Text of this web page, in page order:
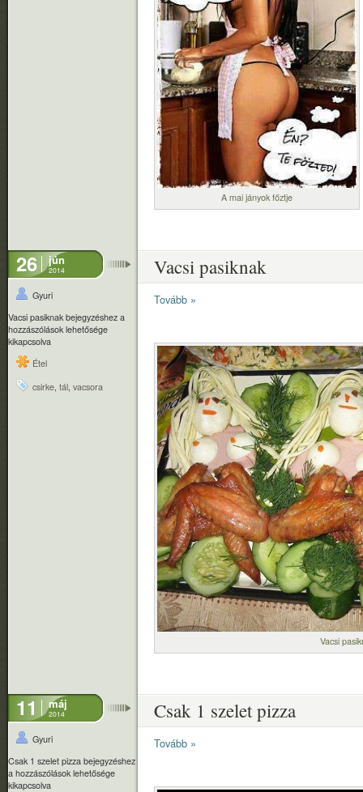
A mai jányok főztje
26 jún
2014
Gyuri
Vacsi pasiknak bejegyzéshez a
hozzászólások lehetősége
kikapcsolva
Étel
csirke, tál, vacsora
Vacsi pasiknak
Tovább »
Vacsi
11 máj
2014
Gyuri
Csak 1 szelet pizza bejegyzéshez
a hozzászólások lehetősége
kikapcsolva
Csak 1 szelet pizza
Tovább »